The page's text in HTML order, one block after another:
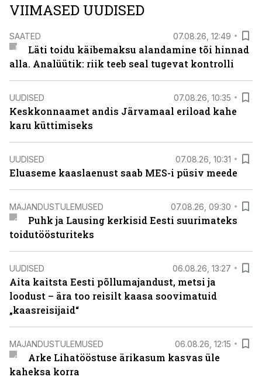
VIIMASED UUDISED
SAATED 07.08.26, 12:49
Läti toidu käibemaksu alandamine tõi hinnad
alla. Analüütik: riik teeb seal tugevat kontrolli
UUDISED 07.08.26, 10:35
Keskkonnaamet andis Järvamaal eriload kahe
karu küttimiseks
UUDISED 07.08.26, 10:31
Eluaseme kaaslaenust saab MES-i püsiv meede
MAJANDUSTULEMUSED 07.08.26, 09:30
Puhk ja Lausing kerkisid Eesti suurimateks
toidutöösturiteks
UUDISED 06.08.26, 13:27
Aita kaitsta Eesti põllumajandust, metsi ja
loodust – ära too reisilt kaasa soovimatuid
„kaasreisijaid“
MAJANDUSTULEMUSED 06.08.26, 12:15
Arke Lihatööstuse ärikasum kasvas üle
kaheksa korra